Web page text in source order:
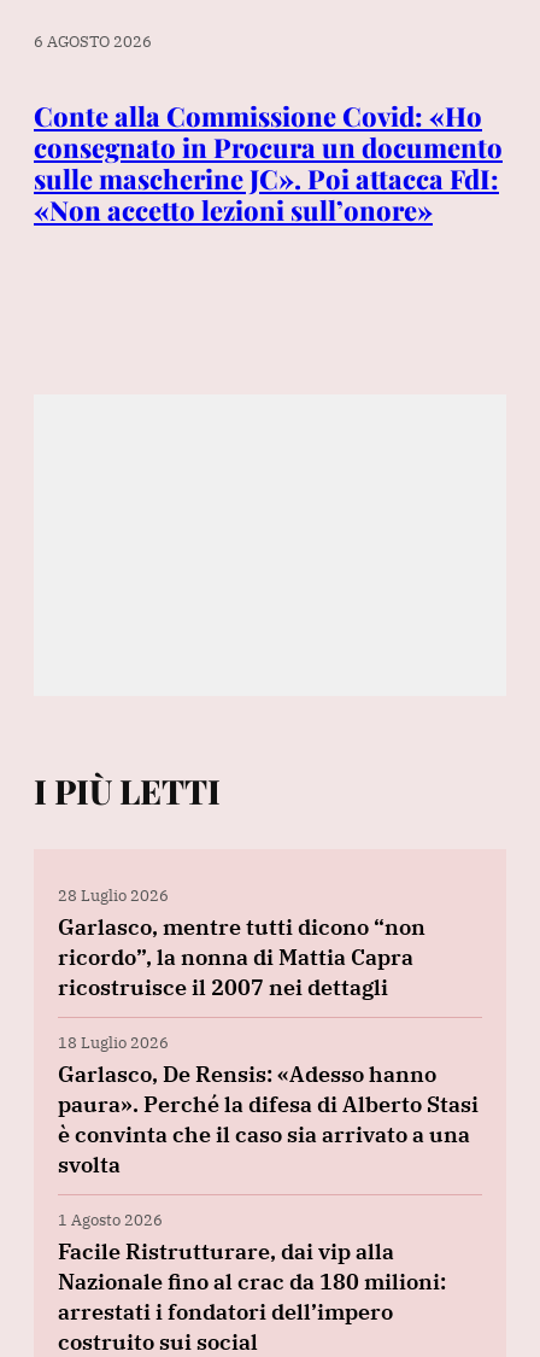
6 AGOSTO 2026
Conte alla Commissione Covid: «Ho
consegnato in Procura un documento
sulle mascherine JC». Poi attacca FdI:
«Non accetto lezioni sull’onore»
I PIÙ LETTI
28 Luglio 2026
Garlasco, mentre tutti dicono “non
ricordo”, la nonna di Mattia Capra
ricostruisce il 2007 nei dettagli
18 Luglio 2026
Garlasco, De Rensis: «Adesso hanno
paura». Perché la difesa di Alberto Stasi
è convinta che il caso sia arrivato a una
svolta
1 Agosto 2026
Facile Ristrutturare, dai vip alla
Nazionale fino al crac da 180 milioni:
arrestati i fondatori dell’impero
costruito sui social